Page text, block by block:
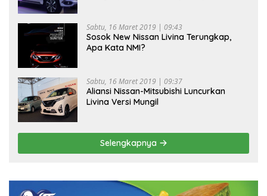
Sabtu, 16 Maret 2019 | 09:43
Sosok New Nissan Livina Terungkap,
Apa Kata NMI?
Sabtu, 16 Maret 2019 | 09:37
Aliansi Nissan-Mitsubishi Luncurkan
Livina Versi Mungil
Selengkapnya